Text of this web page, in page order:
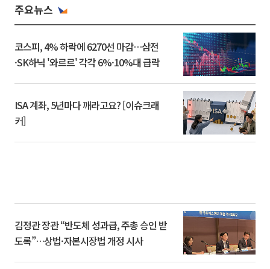
주요뉴스
코스피, 4% 하락에 6270선 마감…삼전
·SK하닉 '와르르' 각각 6%·10%대 급락
ISA 계좌, 5년마다 깨라고요? [이슈크래
커]
김정관 장관 “반도체 성과급, 주총 승인 받
도록”…상법·자본시장법 개정 시사